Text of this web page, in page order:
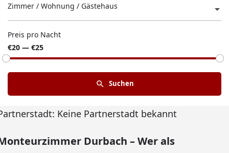
Zimmer / Wohnung / Gästehaus
Preis pro Nacht
€20 — €25
Suchen
Keine Partnerstadt bekannt
Durbach – Wer als